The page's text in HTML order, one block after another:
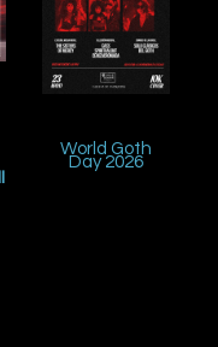
World Goth
Day 2026